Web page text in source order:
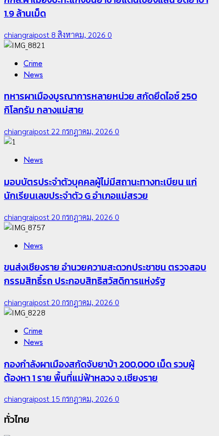
1.9 ล้านเม็ด
chiangraipost8 สิงหาคม, 2026 0
Crime
News
ทหารผาเมืองบูรณาการหลายหน่วย สกัดยึดไอซ์ 250
กิโลกรัม กลางแม่สาย
chiangraipost22 กรกฎาคม, 2026 0
News
มอบบัตรประจำตัวบุคคลผู้ไม่มีสถานะทางทะเบียน แก่
นักเรียนเลขประจำตัว G อำเภอแม่สรวย
chiangraipost20 กรกฎาคม, 2026 0
News
ขนส่งเชียงราย อำนวยความสะดวกประชาชน ตรวจสอบ
กรรมสิทธิ์รถ ประกอบสิทธิสวัสดิการแห่งรัฐ
chiangraipost20 กรกฎาคม, 2026 0
Crime
News
กองกำลังผาเมืองสกัดจับยาบ้า 200,000 เม็ด รวบผู้
ต้องหา 1 ราย พื้นที่แม่ฟ้าหลวง จ.เชียงราย
chiangraipost 15 กรกฎาคม, 2026 0
ทั่วไทย